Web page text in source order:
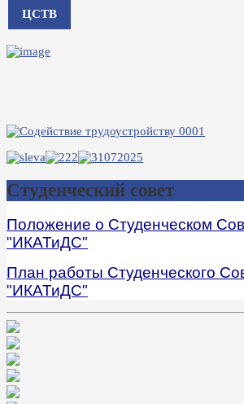
ЦСТВ
Студенческий совет
Положение о Студенческом
"ИКАТиДС"
План работы Студенческого
"ИКАТиДС"